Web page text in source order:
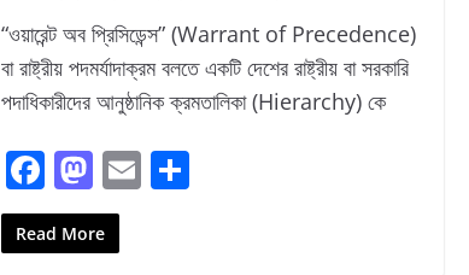
“ওয়ারেন্ট অব প্রিসিডেন্স” (Warrant of Precedence)
বা রাষ্ট্রীয় পদমর্যাদাক্রম বলতে একটি দেশের রাষ্ট্রীয় বা সরকারি
পদাধিকারীদের আনুষ্ঠানিক ক্রমতালিকা (Hierarchy) কে
F
a
c
M
a
st
E
Read More